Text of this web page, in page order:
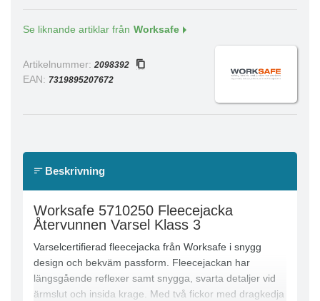
Se liknande artiklar från Worksafe
Artikelnummer: 2098392
EAN: 7319895207672
Beskrivning
Worksafe 5710250 Fleecejacka
Återvunnen Varsel Klass 3
Varselcertifierad fleecejacka från Worksafe i snygg
design och bekväm passform. Fleecejackan har
längsgående reflexer samt snygga, svarta detaljer vid
ärmslut och insida krage. Med två fickor med dragkedja